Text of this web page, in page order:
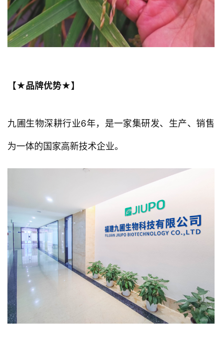
【★品牌优势★】
九圃生物深耕行业6年，是一家集研发、生产、销售
为一体的国家高新技术企业。